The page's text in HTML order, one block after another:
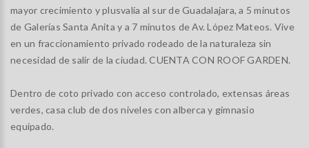
mayor crecimiento y plusvalía al sur de Guadalajara, a 5 minutos
de Galerías Santa Anita y a 7 minutos de Av. López Mateos. Vive
en un fraccionamiento privado rodeado de la naturaleza sin
necesidad de salir de la ciudad. CUENTA CON ROOF GARDEN.
Dentro de coto privado con acceso controlado, extensas áreas
verdes, casa club de dos niveles con alberca y gimnasio
equipado.